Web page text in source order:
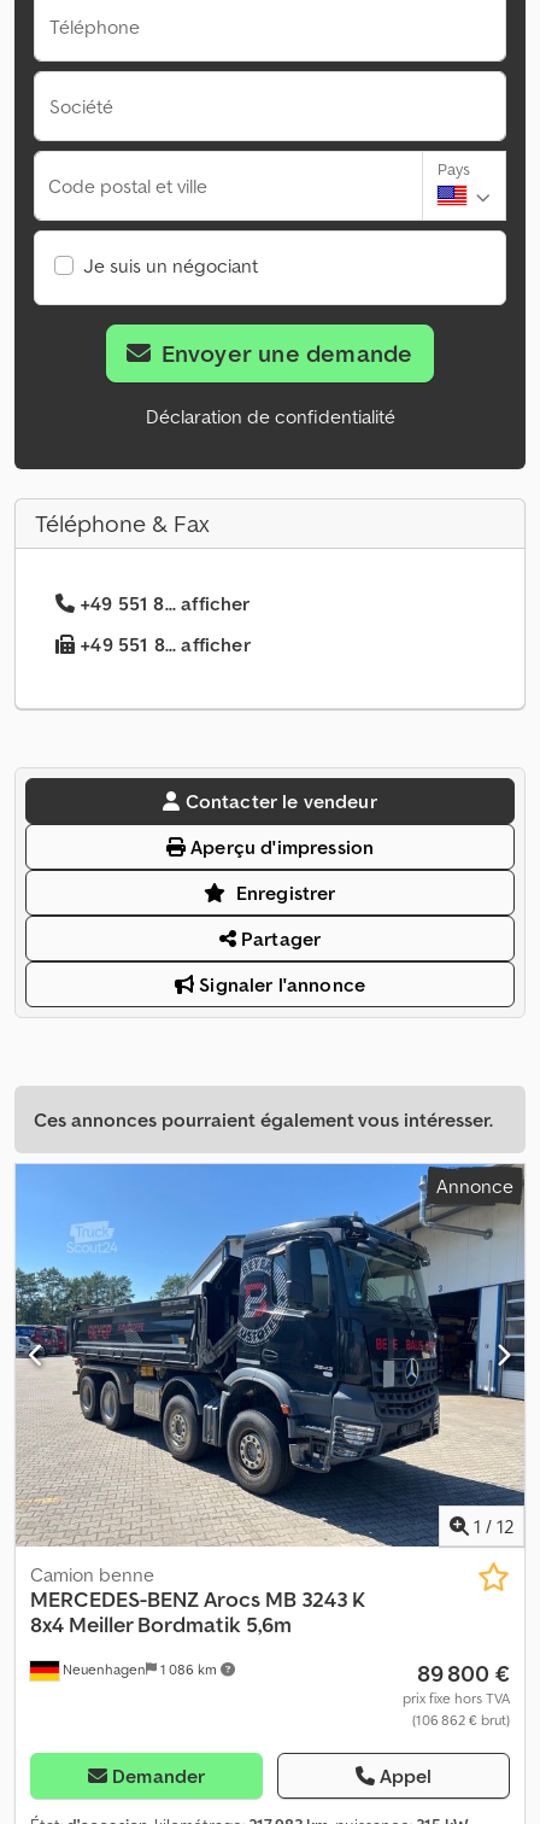
Téléphone
Société
Code postal et ville
Pays
Je suis un négociant
Envoyer une demande
Déclaration de confidentialité
Téléphone & Fax
+49 551 8... afficher
+49 551 8... afficher
Contacter le vendeur
Aperçu d'impression
Enregistrer
Partager
Signaler l'annonce
Ces annonces pourraient également vous intéresser.
Annonce
1 / 12
Neuenhagen 1 086 km
Camion benne
MERCEDES-BENZArocs MB 3243 K
8x4 Meiller Bordmatik 5,6m
89 800 €
prix fixe hors TVA
(106 862 € brut)
Demander Appel